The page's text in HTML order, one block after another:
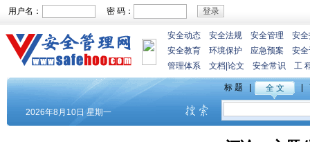
用户名： 密 码：
安全动态 安全法规 安全管理
安
安全教育
环境保护 应急预案
安
管理体系
文档 论文 安全常识 工